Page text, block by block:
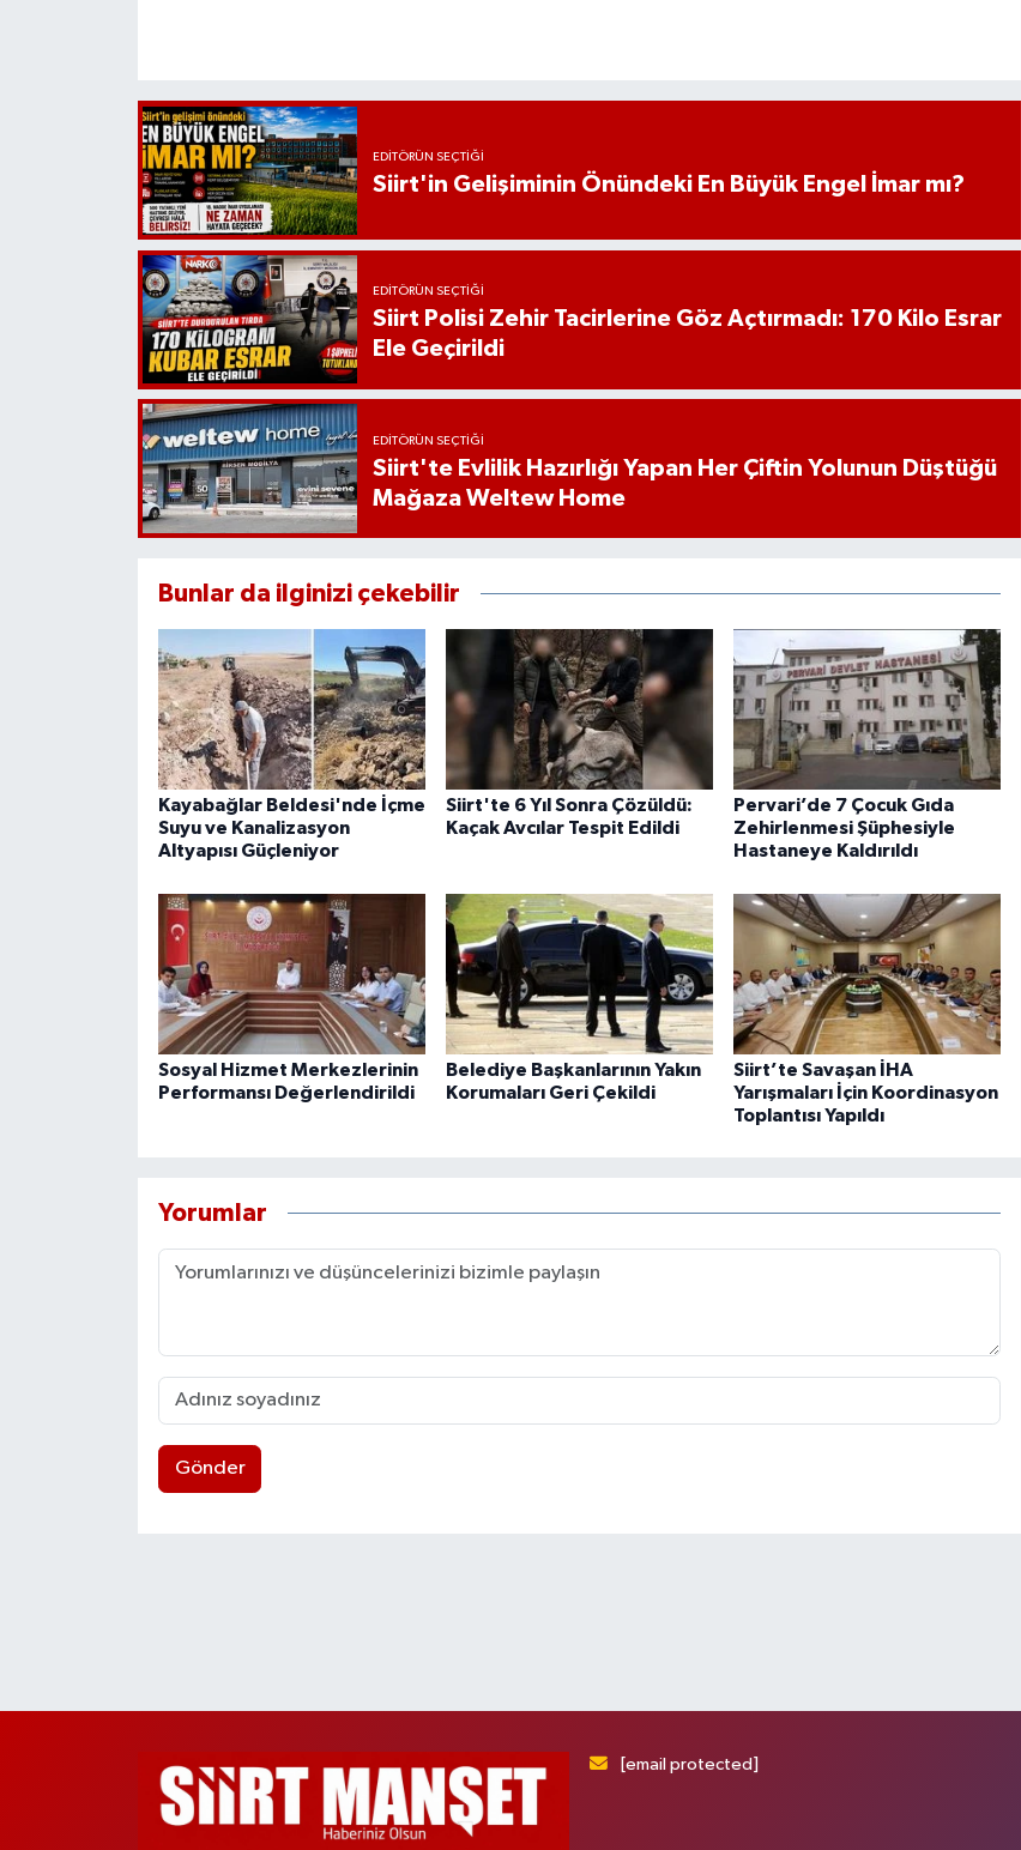
EDITÖRÜN SEÇTIĞI
Siirt'in Gelişiminin Önündeki En Büyük Engel İmar mı?
EDITÖRÜN SEÇTIĞI
Siirt Polisi Zehir Tacirlerine Göz Açtırmadı: 170 Kilo Esrar
Ele Geçirildi
EDITÖRÜN SEÇTIĞI
Siirt'te Evlilik Hazırlığı Yapan Her Çiftin Yolunun Düştüğü
Mağaza Weltew Home
Bunlar da ilginizi çekebilir
Kayabağlar Beldesi'nde İçme
Suyu ve Kanalizasyon
Altyapısı Güçleniyor
Siirt'te 6 Yıl Sonra Çözüldü:
Kaçak Avcılar Tespit Edildi
Pervari’de 7 Çocuk Gıda
Zehirlenmesi Şüphesiyle
Hastaneye Kaldırıldı
Sosyal Hizmet Merkezlerinin
Performansı Değerlendirildi
Belediye Başkanlarının Yakın
Korumaları Geri Çekildi
Siirt’te Savaşan İHA
Yarışmaları İçin Koordinasyon
Toplantısı Yapıldı
Yorumlar
Gönder
[email protected]